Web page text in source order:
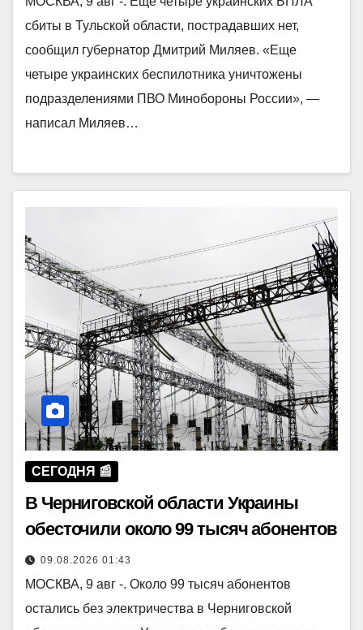
сбиты в Тульской области, пострадавших нет,
сообщил губернатор Дмитрий Миляев. «Еще
четыре украинских беспилотника уничтожены
подразделениями ПВО Минобороны России», —
написал Миляев…
СЕГОДНЯ 📰
В Черниговской области Украины
обесточили около 99 тысяч абонентов
09.08.2026 01:43
МОСКВА, 9 авг -. Около 99 тысяч абонентов
остались без электричества в Черниговской